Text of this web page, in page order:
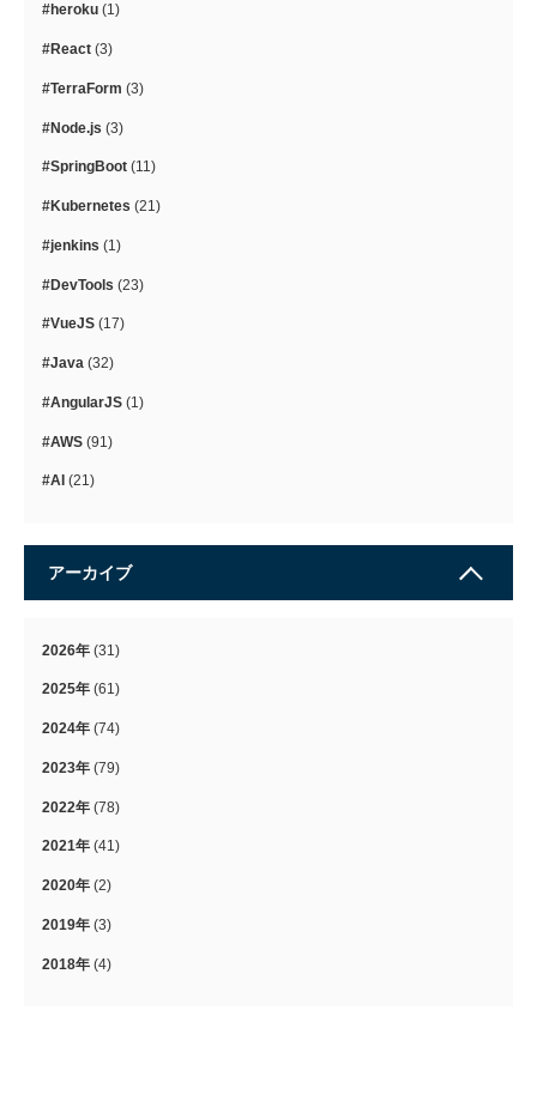
#heroku (1)
#React (3)
#TerraForm (3)
#Node.js (3)
#SpringBoot (11)
#Kubernetes (21)
#jenkins (1)
#DevTools (23)
#VueJS (17)
#Java (32)
#AngularJS (1)
#AWS (91)
#AI (21)
アーカイブ
2026年 (31)
2025年 (61)
2024年 (74)
2023年 (79)
2022年 (78)
2021年 (41)
2020年 (2)
2019年 (3)
2018年 (4)